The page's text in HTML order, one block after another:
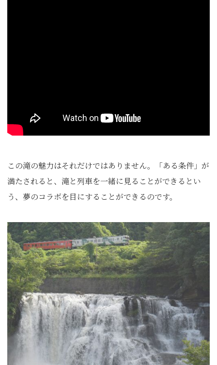
この滝の魅力はそれだけではありません。「ある条件」が
満たされると、滝と列車を一緒に見ることができるとい
う、夢のコラボを目にすることができるのです。